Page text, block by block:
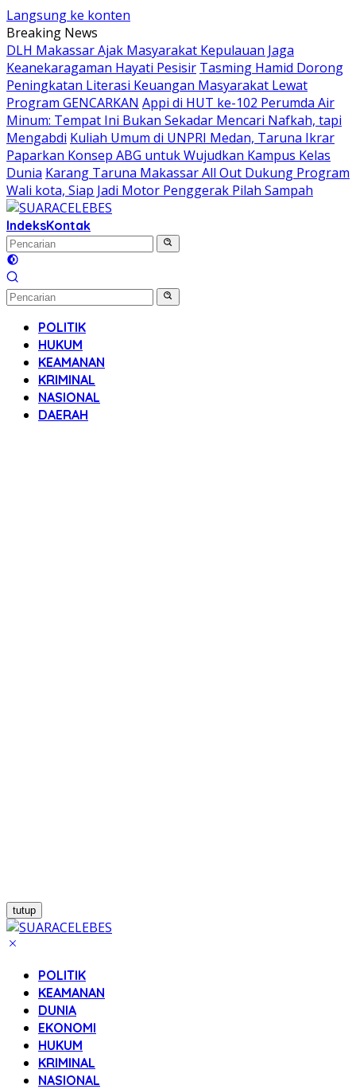
Langsung ke konten
Breaking News
DLH Makassar Ajak Masyarakat Kepulauan Jaga
Keanekaragaman Hayati Pesisir Tasming Hamid Dorong
Peningkatan Literasi Keuangan Masyarakat Lewat
Program GENCARKAN Appi di HUT ke-102 Perumda Air
Minum: Tempat Ini Bukan Sekadar Mencari Nafkah, tapi
Mengabdi Kuliah Umum di UNPRI Medan, Taruna Ikrar
Paparkan Konsep ABG untuk Wujudkan Kampus Kelas
Dunia Karang Taruna Makassar All Out Dukung Program
Wali kota, Siap Jadi Motor Penggerak Pilah Sampah
IndeksKontak
POLITIK
HUKUM
KEAMANAN
KRIMINAL
NASIONAL
DAERAH
tutup
POLITIK
KEAMANAN
DUNIA
EKONOMI
HUKUM
KRIMINAL
NASIONAL